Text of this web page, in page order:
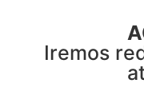
Iremos